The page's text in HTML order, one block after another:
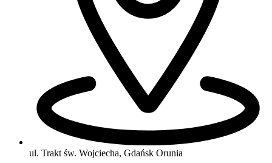
ul. Trakt św. Wojciecha, Gdańsk Orunia